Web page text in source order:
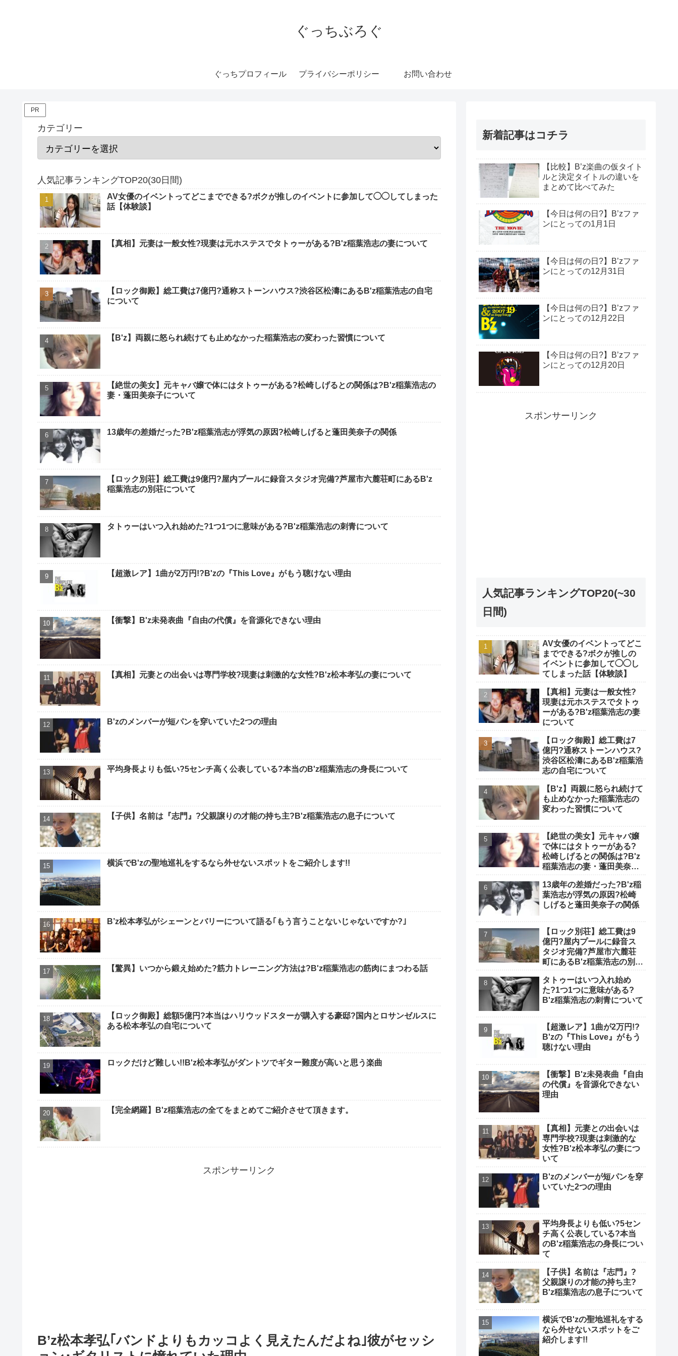
ぐっちぶろぐ
ぐっちプロフィール プライバシーポリシー お問い合わせ
PR
カテゴリー
人気記事ランキングTOP20(30日間)
AV女優のイベントってどこまでできる?ボクが推しのイベントに参加して◯◯してしまった
話【体験談】
【真相】元妻は一般女性?現妻は元ホステスでタトゥーがある?B'z稲葉浩志の妻について
【ロック御殿】総工費は7億円?通称ストーンハウス?渋谷区松濤にあるB'z稲葉浩志の自宅
について
【B'z】両親に怒られ続けても止めなかった稲葉浩志の変わった習慣について
【絶世の美女】元キャバ嬢で体にはタトゥーがある?松崎しげるとの関係は?B'z稲葉浩志の
妻・蓬田美奈子について
13歳年の差婚だった?B'z稲葉浩志が浮気の原因?松崎しげると蓬田美奈子の関係
【ロック別荘】総工費は9億円?屋内プールに録音スタジオ完備?芦屋市六麓荘町にあるB'z
稲葉浩志の別荘について
タトゥーはいつ入れ始めた?1つ1つに意味がある?B'z稲葉浩志の刺青について
【超激レア】1曲が2万円!?B'zの『This Love』がもう聴けない理由
【衝撃】B'z未発表曲『自由の代償』を音源化できない理由
【真相】元妻との出会いは専門学校?現妻は刺激的な女性?B'z松本孝弘の妻について
B'zのメンバーが短パンを穿いていた2つの理由
平均身長よりも低い?5センチ高く公表している?本当のB'z稲葉浩志の身長について
【子供】名前は『志門』?父親譲りの才能の持ち主?B'z稲葉浩志の息子について
横浜でB'zの聖地巡礼をするなら外せないスポットをご紹介します!!
B’z松本孝弘がシェーンとバリーについて語る｢もう言うことないじゃないですか?｣
【驚異】いつから鍛え始めた?筋力トレーニング方法は?B'z稲葉浩志の筋肉にまつわる話
【ロック御殿】総額5億円?本当はハリウッドスターが購入する豪邸?国内とロサンゼルスに
ある松本孝弘の自宅について
ロックだけど難しい!!B'z松本孝弘がダントツでギター難度が高いと思う楽曲
【完全網羅】B'z稲葉浩志の全てをまとめてご紹介させて頂きます。
スポンサーリンク
B’z松本孝弘｢バンドよりもカッコよく見えたんだよね｣彼がセッシ
新着記事はコチラ
【比較】B’z楽曲の仮タイト
ルと決定タイトルの違いを
まとめて比べてみた
【今日は何の日?】B’zファ
ンにとっての1月1日
【今日は何の日?】B’zファ
ンにとっての12月31日
【今日は何の日?】B’zファ
ンにとっての12月22日
【今日は何の日?】B’zファ
ンにとっての12月20日
スポンサーリンク
人気記事ランキングTOP20(~30
日間)
AV女優のイベントってどこ
までできる?ボクが推しの
イベントに参加して◯◯し
てしまった話【体験談】
【真相】元妻は一般女性?
現妻は元ホステスでタトゥ
ーがある?B'z稲葉浩志の妻
について
【ロック御殿】総工費は7
億円?通称ストーンハウス?
渋谷区松濤にあるB'z稲葉浩
志の自宅について
【B'z】両親に怒られ続けて
も止めなかった稲葉浩志の
変わった習慣について
【絶世の美女】元キャバ嬢
で体にはタトゥーがある?
松崎しげるとの関係は?B'z
稲葉浩志の妻・蓬田美奈子
13歳年の差婚だった?B'z稲
葉浩志が浮気の原因?松崎
しげると蓬田美奈子の関係
【ロック別荘】総工費は9
億円?屋内プールに録音ス
タジオ完備?芦屋市六麓荘
町にあるB'z稲葉浩志の別荘
タトゥーはいつ入れ始め
た?1つ1つに意味がある?
B'z稲葉浩志の刺青について
【超激レア】1曲が2万円!?
B'zの『This Love』がもう
聴けない理由
【衝撃】B'z未発表曲『自由
の代償』を音源化できない
理由
【真相】元妻との出会いは
専門学校?現妻は刺激的な
女性?B'z松本孝弘の妻につ
いて
B'zのメンバーが短パンを穿
いていた2つの理由
平均身長よりも低い?5セン
チ高く公表している?本当
のB'z稲葉浩志の身長につい
て
【子供】名前は『志門』?
父親譲りの才能の持ち主?
B'z稲葉浩志の息子について
横浜でB'zの聖地巡礼をする
なら外せないスポットをご
紹介します!!